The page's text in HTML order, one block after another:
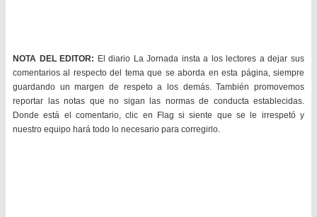
NOTA DEL EDITOR: El diario La Jornada insta a los lectores a dejar sus
comentarios al respecto del tema que se aborda en esta página, siempre
guardando un margen de respeto a los demás. También promovemos
reportar las notas que no sigan las normas de conducta establecidas.
Donde está el comentario, clic en Flag si siente que se le irrespetó y
nuestro equipo hará todo lo necesario para corregirlo.